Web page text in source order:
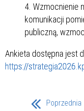
Wzmocnienie
komunikacji
publiczną,
Ankieta dostępna jest
https://
Poprzednia